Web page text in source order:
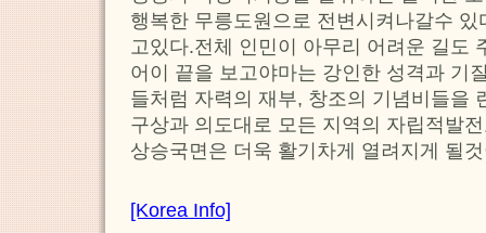
행복한 무릉도원으로 전변시켜나갈수
고있다.전체 인민이 아무리 어려운 길도
어이 끝을 보고야마는 강인한 성격과 기
들처럼 자력의 재부, 창조의 기념비들을
구상과 의도대로 모든 지역의 자립적발
상승국면은 더욱 활기차게 열려지게 될
[Korea Info]